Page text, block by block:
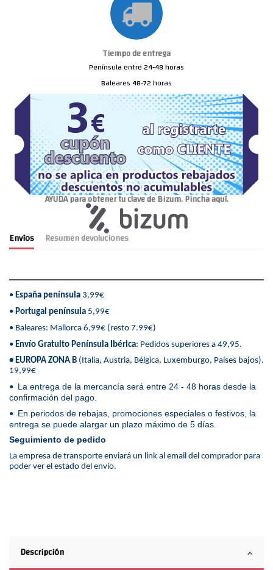
Tiempo de entrega
Península entre 24-48 horas
Baleares 48-72 horas
AYUDA para obtener tu clave de Bizum. Pincha aquí.
Envíos Resumen devoluciones
• España península 3,99€
• Portugal península 5,99€
• Baleares: Mallorca 6,99€ (resto 7.99€)
• Envío Gratuito Península Ibérica: Pedidos superiores a 49,95.
• EUROPA ZONA B (Italia, Austria, Bélgica, Luxemburgo, Países bajos).
19,99€
• La entrega de la mercancía será entre 24 - 48 horas desde la
confirmación del pago.
• En periodos de rebajas, promociones especiales o festivos, la
entrega se puede alargar un plazo máximo de 5 días.
Seguimiento de pedido
La empresa de transporte enviará un link al email del comprador para
poder ver el estado del envío.
Descripción